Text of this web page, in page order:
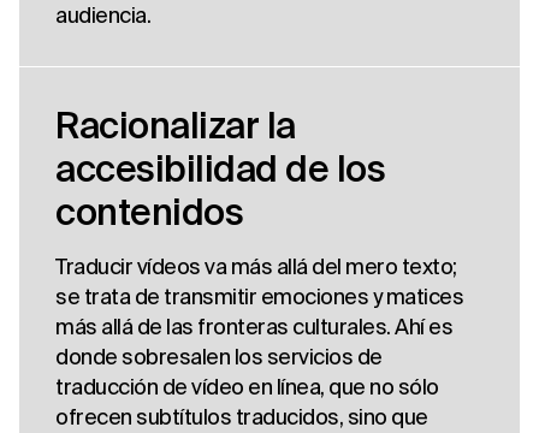
audiencia.
Racionalizar la
accesibilidad de los
contenidos
Traducir vídeos va más allá del mero texto;
se trata de transmitir emociones y matices
más allá de las fronteras culturales. Ahí es
donde sobresalen los servicios de
traducción de vídeo en línea, que no sólo
ofrecen subtítulos traducidos, sino que